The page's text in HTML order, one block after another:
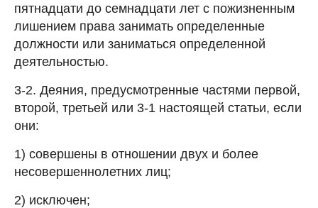
пятнадцати до семнадцати лет с пожизненным
лишением права занимать определенные
должности или заниматься определенной
деятельностью.
3-2. Деяния, предусмотренные частями первой,
второй, третьей или 3-1 настоящей статьи, если
они:
1) совершены в отношении двух и более
несовершеннолетних лиц;
2) исключен;